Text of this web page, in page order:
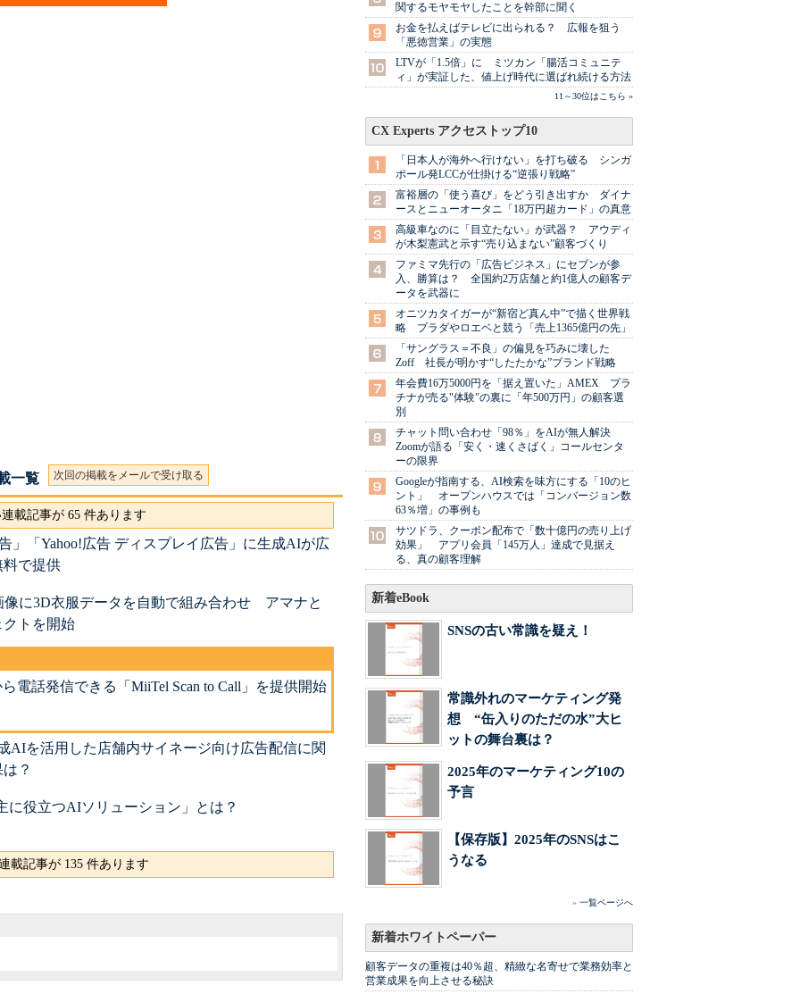
一覧 次回の掲載をメールで受け取る
載記事が 65 件あります
」「Yahoo!広告 ディスプレイ広告」に生成AIが広
料で提供
像に3D衣服データを自動で組み合わせ アマナと
トを開始
電話発信できる「MiiTel Scan to Call」を提供開始
AIを活用した店舗内サイネージ向け広告配信に関
？
に役立つAIソリューション」とは？
載記事が 135 件あります
関するモヤモヤしたことを幹部に聞く
お金を払えばテレビに出られる？ 広報を狙う
「悪徳営業」の実態
LTVが「1.5倍」に ミツカン「腸活コミュニテ
ィ」が実証した、値上げ時代に選ばれ続ける方法
11～30位はこちら »
CX Experts アクセストップ10
「日本人が海外へ行けない」を打ち破る シンガ
ポール発LCCが仕掛ける“逆張り戦略”
富裕層の「使う喜び」をどう引き出すか ダイナ
ースとニューオータニ「18万円超カード」の真意
高級車なのに「目立たない」が武器？ アウディ
が木梨憲武と示す“売り込まない”顧客づくり
ファミマ先行の「広告ビジネス」にセブンが参
入、勝算は？ 全国約2万店舗と約1億人の顧客デ
ータを武器に
オニツカタイガーが“新宿ど真ん中”で描く世界戦
略 プラダやロエベと競う「売上1365億円の先」
「サングラス＝不良」の偏見を巧みに壊した
Zoff 社長が明かす“したたかな”ブランド戦略
年会費16万5000円を「据え置いた」AMEX プラ
チナが売る"体験"の裏に「年500万円」の顧客選
別
チャット問い合わせ「98％」をAIが無人解決
Zoomが語る「安く・速くさばく」コールセンタ
ーの限界
Googleが指南する、AI検索を味方にする「10のヒ
ント」 オープンハウスでは「コンバージョン数
63％増」の事例も
サツドラ、クーポン配布で「数十億円の売り上げ
効果」 アプリ会員「145万人」達成で見据え
る、真の顧客理解
新着eBook
SNSの古い常識を疑え！
常識外れのマーケティング発
想 “缶入りのただの水”大ヒ
ットの舞台裏は？
2025年のマーケティング10の
予言
【保存版】2025年のSNSはこ
うなる
» 一覧ページへ
新着ホワイトペーパー
顧客データの重複は40％超、精緻な名寄せで業務効率と
営業成果を向上させる秘訣